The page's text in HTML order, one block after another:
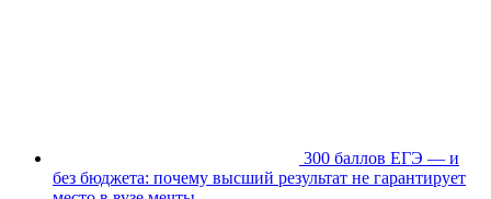
300 баллов ЕГЭ — и
без бюджета: почему высший результат не гарантирует